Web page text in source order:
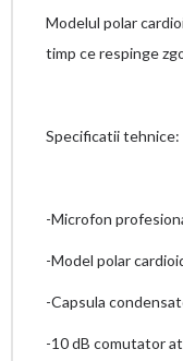
Modelul polar
timp ce respinge
Specificatii tehnice:
-Microfon
-Model polar
-Capsula
-10 dB comutator